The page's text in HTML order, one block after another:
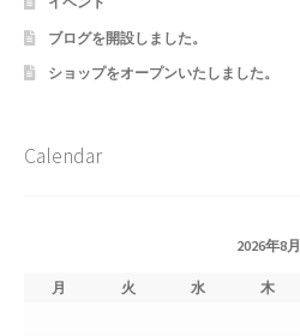
ブログを開設しました。
ショップをオープンいたしました。
Calendar
2026年8月
月 火 水 木